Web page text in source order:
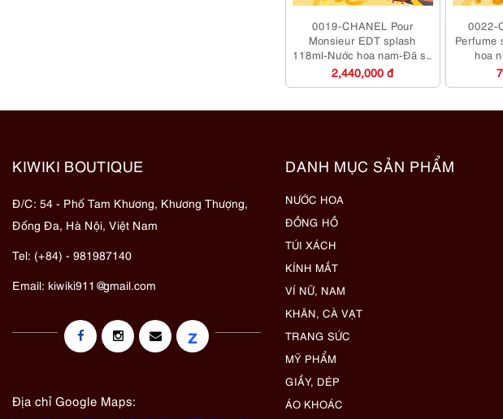
0019-CHANEL Pour
Monsieur EDT splash
118ml-Nước hoa nam-Đã sử
dụng
2,440,000 đ
0022-
Perfume
hoa
KIWIKI BOUTIQUE
Đ/C: 54 - Phố Tam Khương, Khương Thượng,
Đống Đa, Hà Nội, Việt Nam
Tel: (+84) - 981987140
Email: kiwiki911@gmail.com
z
Địa chỉ Google Maps:
DANH MỤC SẢN PHẨM
NƯỚC HOA
ĐỒNG HỒ
TÚI XÁCH
KÍNH MẮT
VÍ NỮ, NAM
KHĂN, CÀ VẠT
TRANG SỨC
MỸ PHẨM
GIẦY, DÉP
ÁO KHOÁC